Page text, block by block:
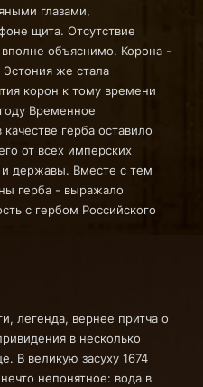
глазами,
щита. Отсутствие
объяснимо. Корона -
же стала
корон к тому времени
Временное
герба оставило
от всех имперских
и державы. Вместе с тем
герба - выражало
с гербом Российского
легенда, вернее притча о
в несколько
В великую засуху 1674
непонятное: вода в